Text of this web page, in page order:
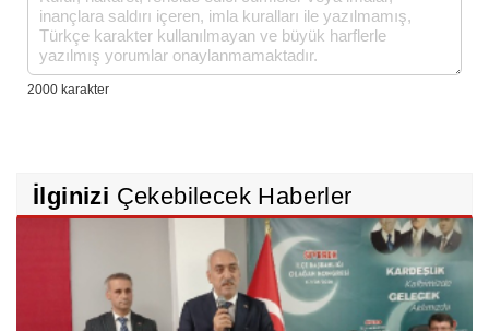
İlginizi Çekebilecek Haberler